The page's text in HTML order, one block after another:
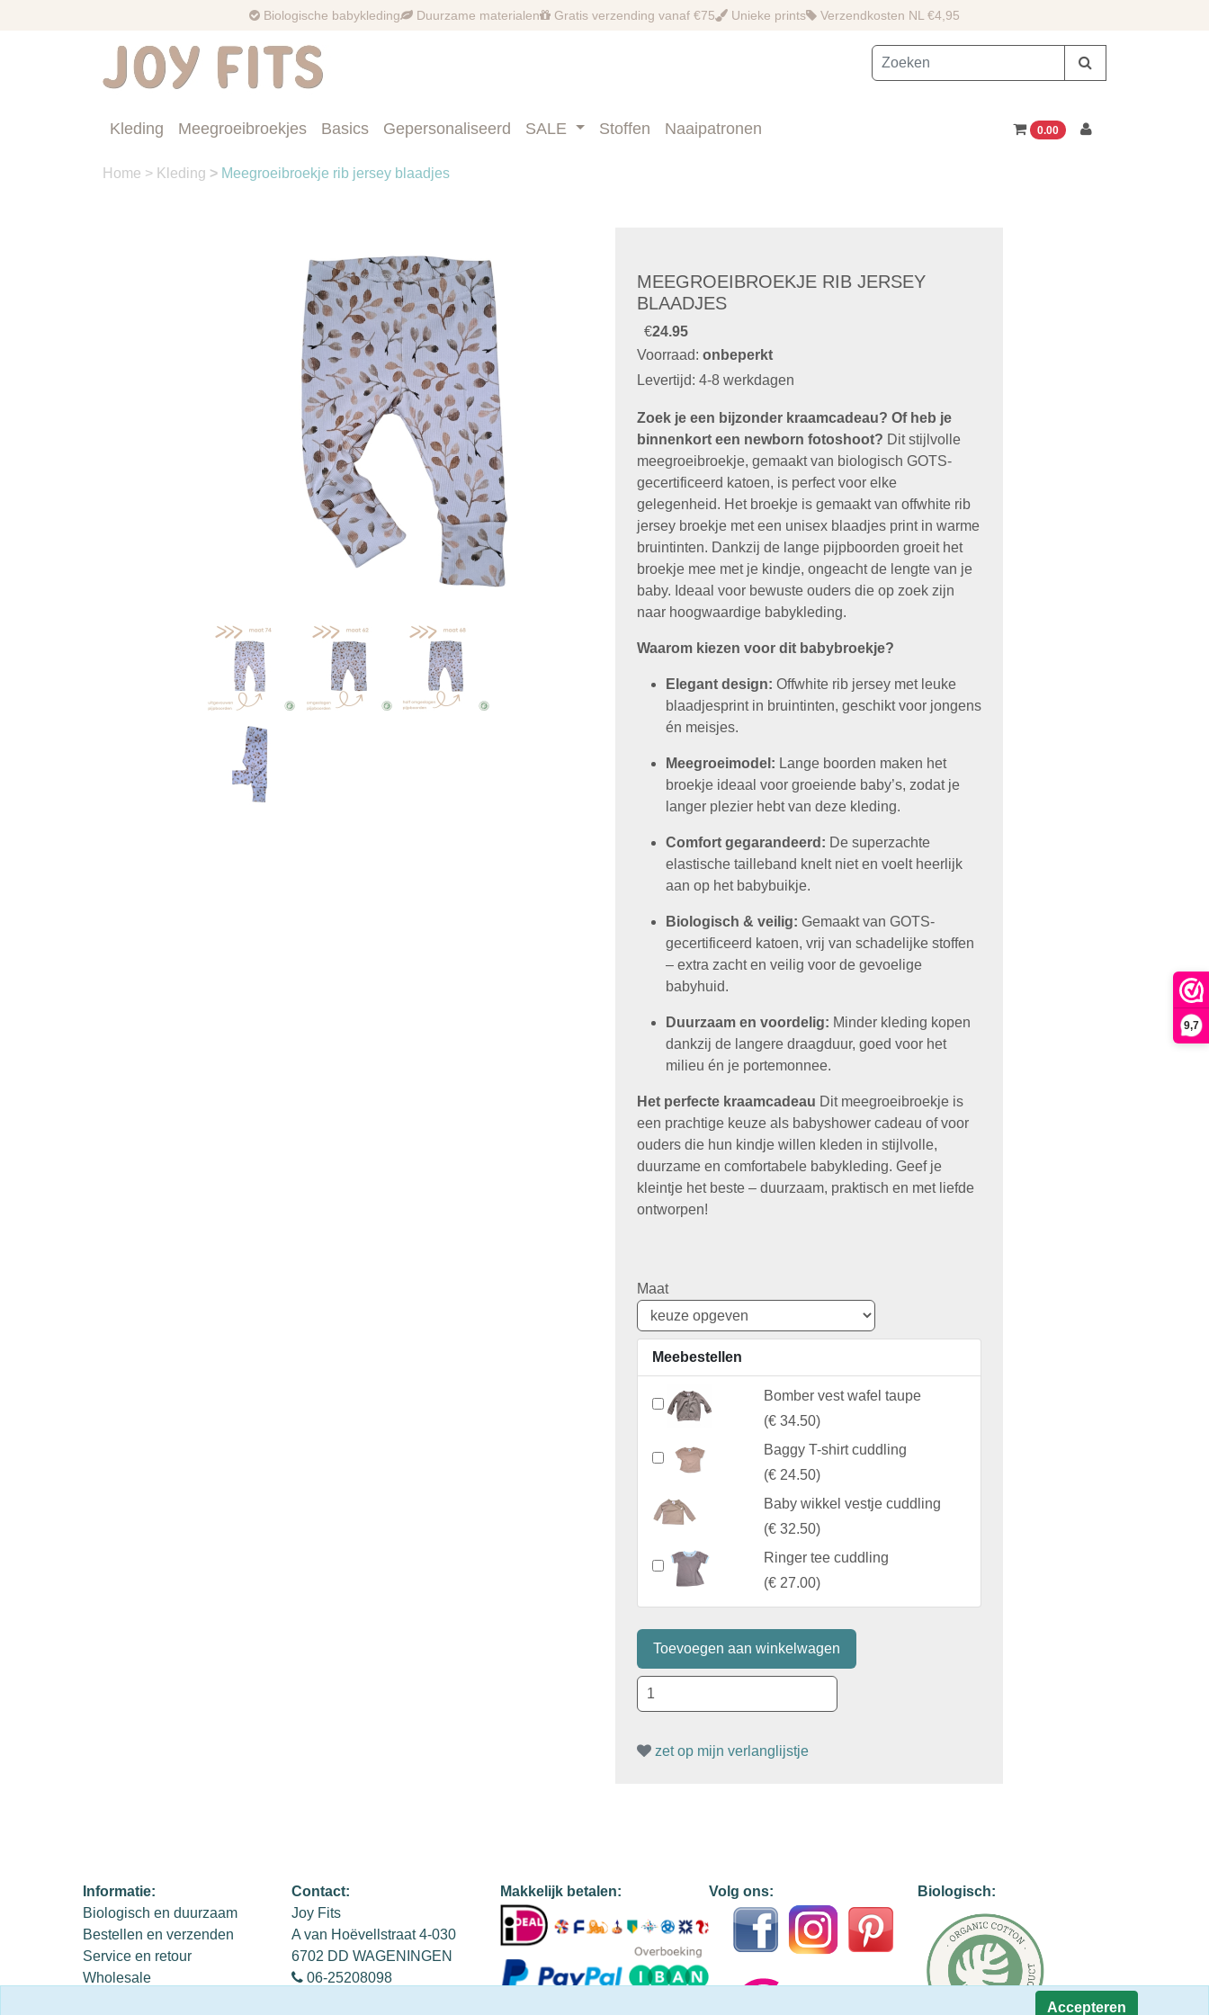
9,7
Biologische babykleding Duurzame materialen Gratis verzending vanaf €75 Unieke prints Verzendkosten NL €4,95
Kleding Meegroeibroekjes Basics Gepersonaliseerd SALE Stoffen Naaipatronen 0.00
Home > Kleding > Meegroeibroekje rib jersey blaadjes
MEEGROEIBROEKJE RIB JERSEY
BLAADJES
€24.95
Voorraad: onbeperkt
Levertijd: 4-8 werkdagen
Zoek je een bijzonder kraamcadeau? Of heb je
binnenkort een newborn fotoshoot? Dit stijlvolle
meegroeibroekje, gemaakt van biologisch GOTS-
gecertificeerd katoen, is perfect voor elke
gelegenheid. Het broekje is gemaakt van offwhite rib
jersey broekje met een unisex blaadjes print in warme
bruintinten. Dankzij de lange pijpboorden groeit het
broekje mee met je kindje, ongeacht de lengte van je
baby. Ideaal voor bewuste ouders die op zoek zijn
naar hoogwaardige babykleding.
Waarom kiezen voor dit babybroekje?
Elegant design: Offwhite rib jersey met leuke
blaadjesprint in bruintinten, geschikt voor jongens
én meisjes.
Meegroeimodel: Lange boorden maken het
broekje ideaal voor groeiende baby’s, zodat je
langer plezier hebt van deze kleding.
Comfort gegarandeerd: De superzachte
elastische tailleband knelt niet en voelt heerlijk
aan op het babybuikje.
Biologisch & veilig: Gemaakt van GOTS-
gecertificeerd katoen, vrij van schadelijke stoffen
– extra zacht en veilig voor de gevoelige
babyhuid.
Duurzaam en voordelig: Minder kleding kopen
dankzij de langere draagduur, goed voor het
milieu én je portemonnee.
Het perfecte kraamcadeau Dit meegroeibroekje is
een prachtige keuze als babyshower cadeau of voor
ouders die hun kindje willen kleden in stijlvolle,
duurzame en comfortabele babykleding. Geef je
kleintje het beste – duurzaam, praktisch en met liefde
ontworpen!
Maat
Meebestellen
Bomber vest wafel taupe
(€ 34.50)
Baggy T-shirt cuddling
(€ 24.50)
Baby wikkel vestje cuddling
(€ 32.50)
Ringer tee cuddling
(€ 27.00)
zet op mijn verlanglijstje
Informatie:
Biologisch en duurzaam
Bestellen en verzenden
Service en retour
Wholesale
Contact:
Joy Fits
A van Hoëvellstraat 4-030
6702 DD WAGENINGEN
06-25208098
Makkelijk betalen: Volg ons: Biologisch:
Accepteren